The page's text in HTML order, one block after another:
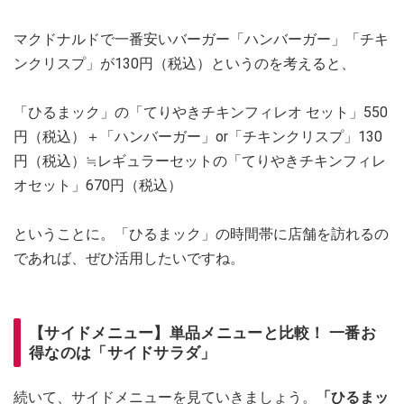
マクドナルドで一番安いバーガー「ハンバーガー」「チキ
ンクリスプ」が130円（税込）というのを考えると、
「ひるまック」の「てりやきチキンフィレオ セット」550
円（税込）＋「ハンバーガー」or「チキンクリスプ」130
円（税込）≒レギュラーセットの「てりやきチキンフィレ
オセット」670円（税込）
ということに。「ひるまック」の時間帯に店舗を訪れるの
であれば、ぜひ活用したいですね。
【サイドメニュー】単品メニューと比較！ 一番お
得なのは「サイドサラダ」
続いて、サイドメニューを見ていきましょう。 「ひるまッ